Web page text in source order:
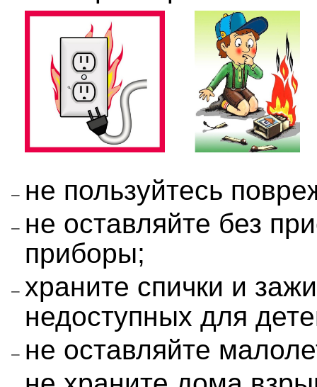
не пользуйтесь
не оставляйте без
приборы;
храните спички и
недоступных для
не оставляйте